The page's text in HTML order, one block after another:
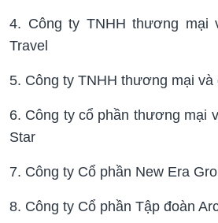
4. Công ty TNHH thương mại
Travel
5. Công ty TNHH thương mại và
6. Công ty cổ phần thương mại
Star
7. Công ty Cổ phần New Era
8. Công ty Cổ phần Tập đoàn